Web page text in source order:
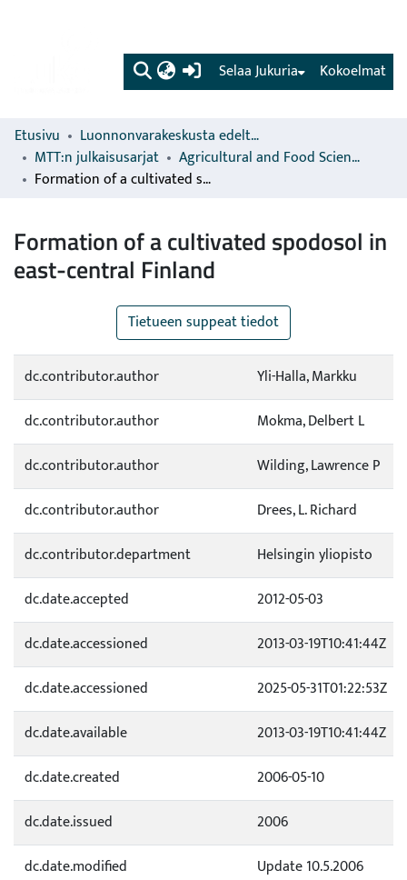
(current) Kokoelmat
Selaa Jukuria
Etusivu
Luonnonvarakeskusta edeltävien organisaatioiden sarjat
MTT:n julkaisusarjat
Agricultural and Food Science
Formation of a cultivated spodosol in east-central Finland
Formation of a cultivated spodosol in
east-central Finland
Tietueen suppeat tiedot
dc.contributor.author
Yli-Halla, Markku
dc.contributor.author
Mokma, Delbert L
dc.contributor.author
Wilding, Lawrence P
dc.contributor.author
Drees, L. Richard
dc.contributor.department
Helsingin yliopisto
dc.date.accepted
2012-05-03
dc.date.accessioned
2013-03-19T10:41:44Z
dc.date.accessioned
2025-05-31T01:22:53Z
dc.date.available
2013-03-19T10:41:44Z
dc.date.created
2006-05-10
dc.date.issued
2006
dc.date.modified
Update 10.5.2006